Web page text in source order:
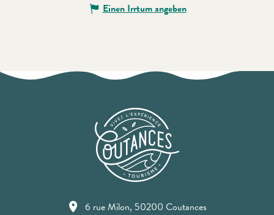
Einen Irrtum angeben
6 rue Milon, 50200 Coutances